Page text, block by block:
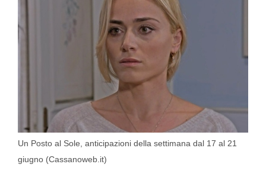
Un Posto al Sole, anticipazioni della settimana dal 17 al 21
giugno (Cassanoweb.it)